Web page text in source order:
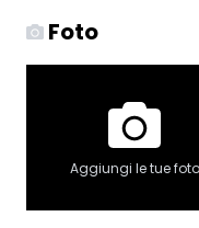
Foto
Aggiungi le tue foto